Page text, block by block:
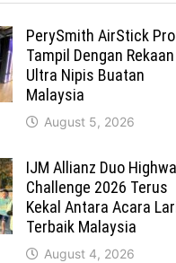
PerySmith AirStick Pro
Tampil Dengan Rekaan
Ultra Nipis Buatan
Malaysia
August 5, 2026
IJM Allianz Duo
Challenge 2026 Terus
Kekal Antara Acara
Terbaik Malaysia
August 4, 2026